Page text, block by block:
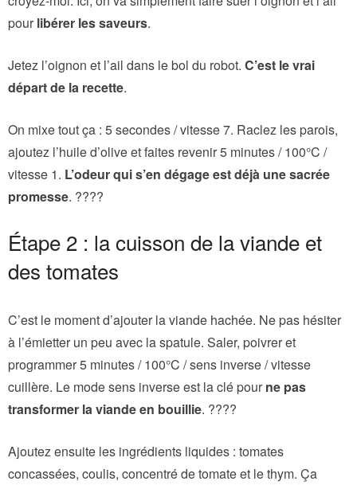
pour libérer les saveurs.
Jetez l’oignon et l’ail dans le bol du robot. C’est le vrai
départ de la recette.
On mixe tout ça : 5 secondes / vitesse 7. Raclez les parois,
ajoutez l’huile d’olive et faites revenir 5 minutes / 100°C /
vitesse 1. L’odeur qui s’en dégage est déjà une sacrée
promesse. ????
Étape 2 : la cuisson de la viande et
des tomates
C’est le moment d’ajouter la viande hachée. Ne pas hésiter
à l’émietter un peu avec la spatule. Saler, poivrer et
programmer 5 minutes / 100°C / sens inverse / vitesse
cuillère. Le mode sens inverse est la clé pour ne pas
transformer la viande en bouillie. ????
Ajoutez ensuite les ingrédients liquides : tomates
concassées, coulis, concentré de tomate et le thym. Ça